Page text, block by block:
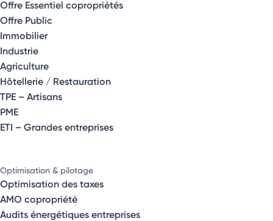
Offre Essentiel copropriétés
Offre Public
Immobilier
Industrie
Agriculture
Hôtellerie / Restauration
TPE – Artisans
PME
ETI – Grandes entreprises
Optimisation & pilotage
Optimisation des taxes
AMO copropriété
Audits énergétiques entreprises